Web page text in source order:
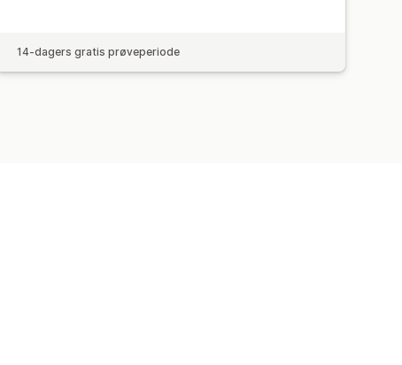
14-dagers gratis prøveperiode